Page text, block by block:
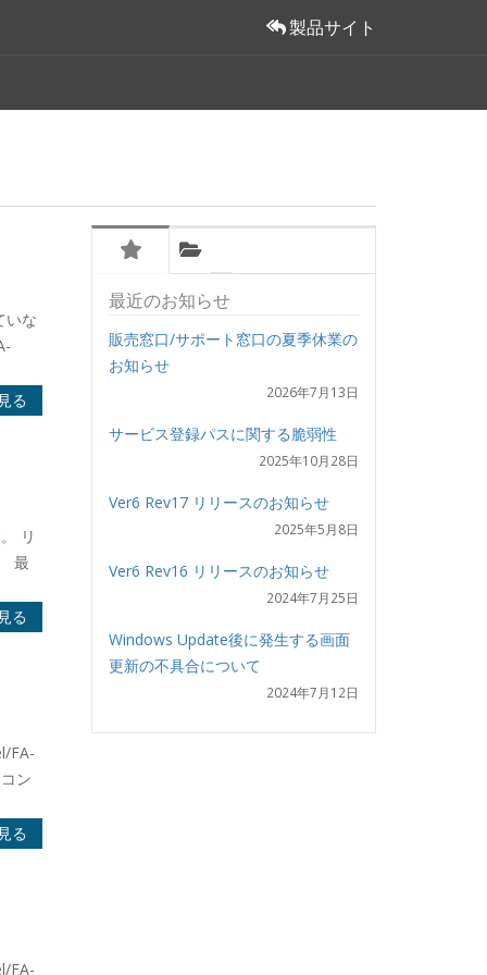
製品サイト
いな
る
リ
最
る
FA-
ン
る
FA-
最近のお知らせ
販売窓口/サポート窓口の夏季休業の
お知らせ
2026年7月13日
サービス登録パスに関する脆弱性
2025年10月28日
Ver6 Rev17 リリースのお知らせ
2025年5月8日
Ver6 Rev16 リリースのお知らせ
2024年7月25日
Windows Update後に発生する画面
更新の不具合について
2024年7月12日